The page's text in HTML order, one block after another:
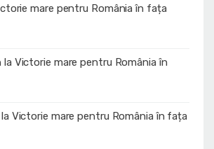
mare pentru România în fața
la Victorie mare pentru România în
la Victorie mare pentru România în fața